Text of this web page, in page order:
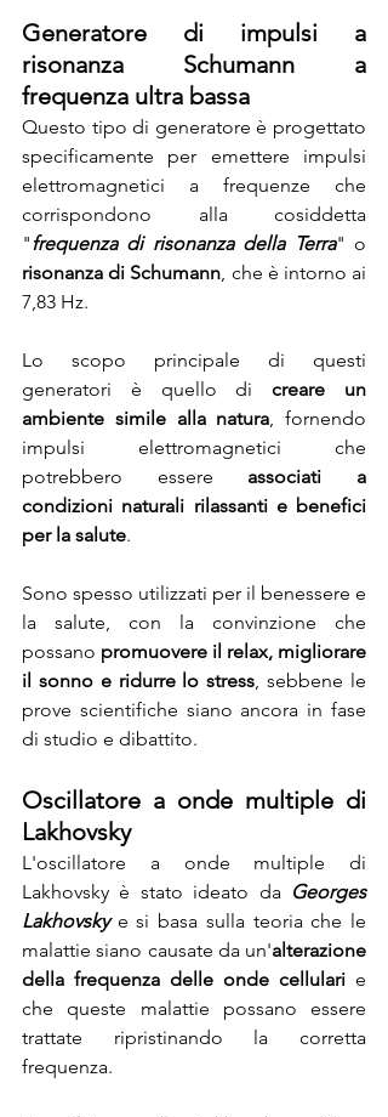
Generatore di impulsi a
risonanza Schumann a
frequenza ultra bassa
Questo tipo di generatore è progettato
specificamente per emettere impulsi
elettromagnetici a frequenze che
corrispondono alla cosiddetta
"frequenza di risonanza della Terra
risonanza di Schumann, che è intorno ai
7,83 Hz.
Lo scopo principale di questi
generatori è quello di creare un
ambiente simile alla natura, fornendo
impulsi elettromagnetici che
potrebbero essere associati a
condizioni naturali rilassanti e benefici
per la salute.
Sono spesso utilizzati per il benessere e
la salute, con la convinzione che
possano promuovere il relax, migliorare
il sonno e ridurre lo stress, sebbene le
prove scientifiche siano ancora in fase
di studio e dibattito.
Oscillatore a onde multiple di
Lakhovsky
L'oscillatore a onde multiple di
Lakhovsky è stato ideato da Georges
Lakhovsky e si basa sulla teoria che le
malattie siano causate da un'alterazione
della frequenza delle onde cellulari e
che queste malattie possano essere
trattate ripristinando la corretta
frequenza.